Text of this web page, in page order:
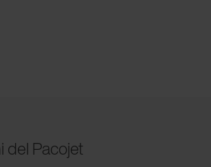
del Pacojet